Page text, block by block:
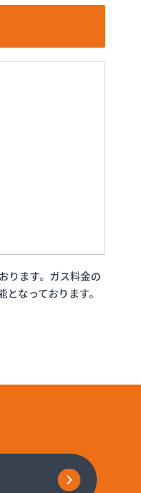
ります。ガス料金の
なっております。